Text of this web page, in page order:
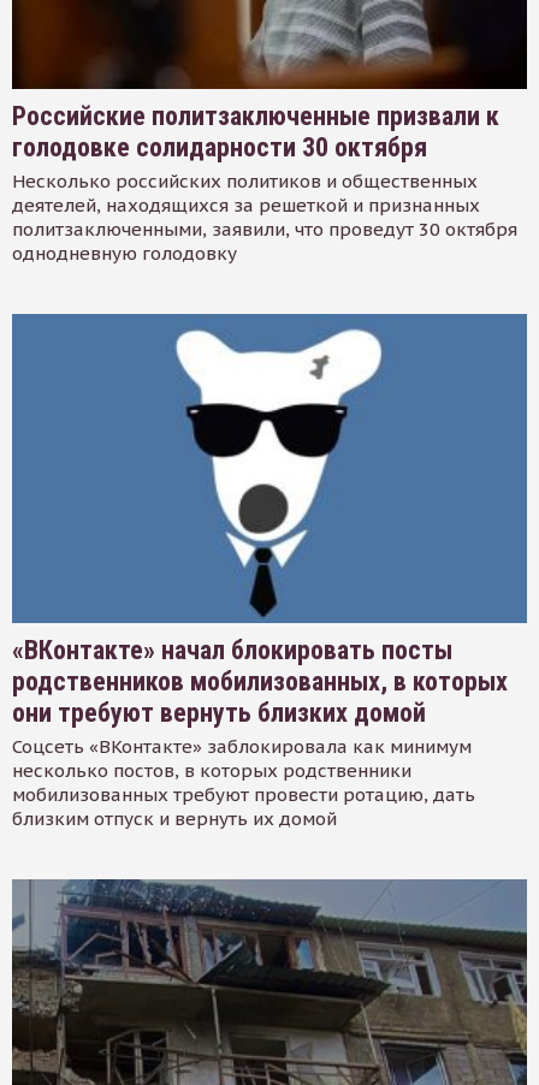
Российские политзаключенные призвали к
голодовке солидарности 30 октября
Несколько российских политиков и общественных
деятелей, находящихся за решеткой и признанных
политзаключенными, заявили, что проведут 30 октября
однодневную голодовку
«ВКонтакте» начал блокировать посты
родственников мобилизованных, в которых
они требуют вернуть близких домой
Соцсеть «ВКонтакте» заблокировала как минимум
несколько постов, в которых родственники
мобилизованных требуют провести ротацию, дать
близким отпуск и вернуть их домой